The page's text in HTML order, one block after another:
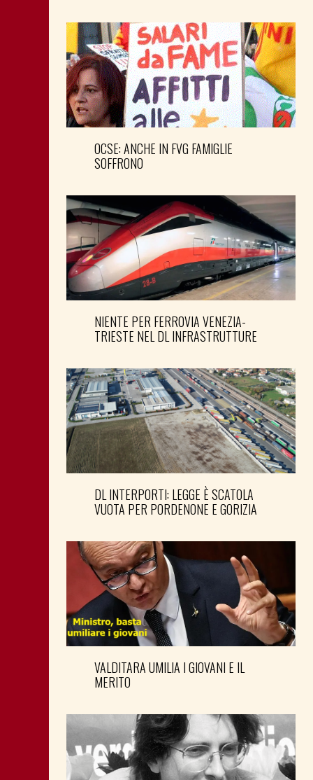
OCSE: ANCHE IN FVG FAMIGLIE
SOFFRONO
NIENTE PER FERROVIA VENEZIA-
TRIESTE NEL DL INFRASTRUTTURE
DL INTERPORTI: LEGGE È SCATOLA
VUOTA PER PORDENONE E GORIZIA
VALDITARA UMILIA I GIOVANI E IL
MERITO